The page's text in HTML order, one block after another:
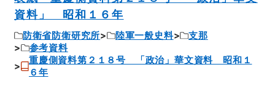
資料」 昭和１６年
防衛省防衛研究所 陸軍一般史料
支那
参考資料
重慶側資料第２１８号 「政治」華文資料 昭和１
６年